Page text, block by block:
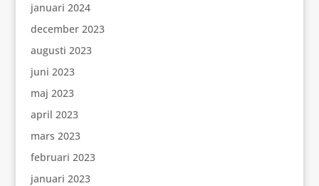
januari 2024
december 2023
augusti 2023
juni 2023
maj 2023
april 2023
mars 2023
februari 2023
januari 2023